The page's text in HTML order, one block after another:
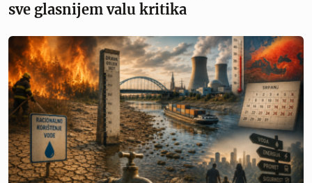
sve glasnijem valu kritika